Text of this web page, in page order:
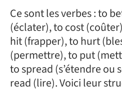
Ce sont les verbes : to
(éclater), to cost
hit (frapper), to hurt
(permettre), to put
to spread (s’étendre ou
read (lire). Voici leur